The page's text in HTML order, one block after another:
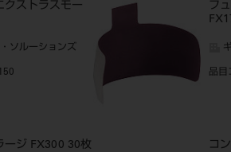
クストラスモー
ソルーションズ
フ
品目
ージ FX300 30枚
コ